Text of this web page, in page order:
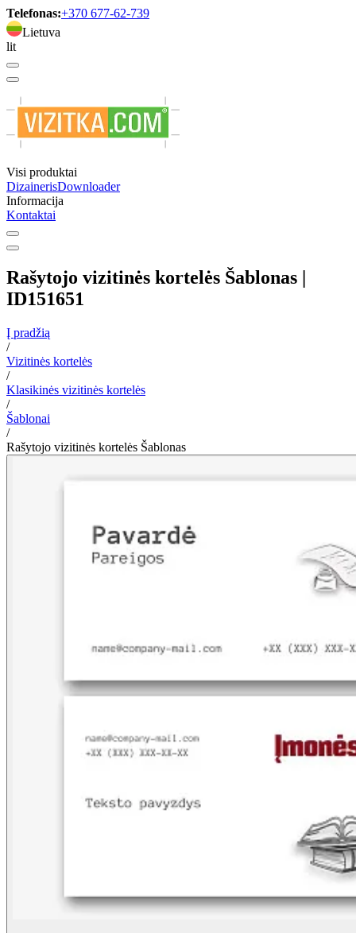
Telefonas:+370 677-62-739
Lietuva
lit
Visi produktai
DizainerisDownloader
Informacija
Kontaktai
Rašytojo vizitinės kortelės Šablonas |
ID151651
Į pradžią
/
Vizitinės kortelės
/
Klasikinės vizitinės kortelės
/
Šablonai
/
Rašytojo vizitinės kortelės Šablonas